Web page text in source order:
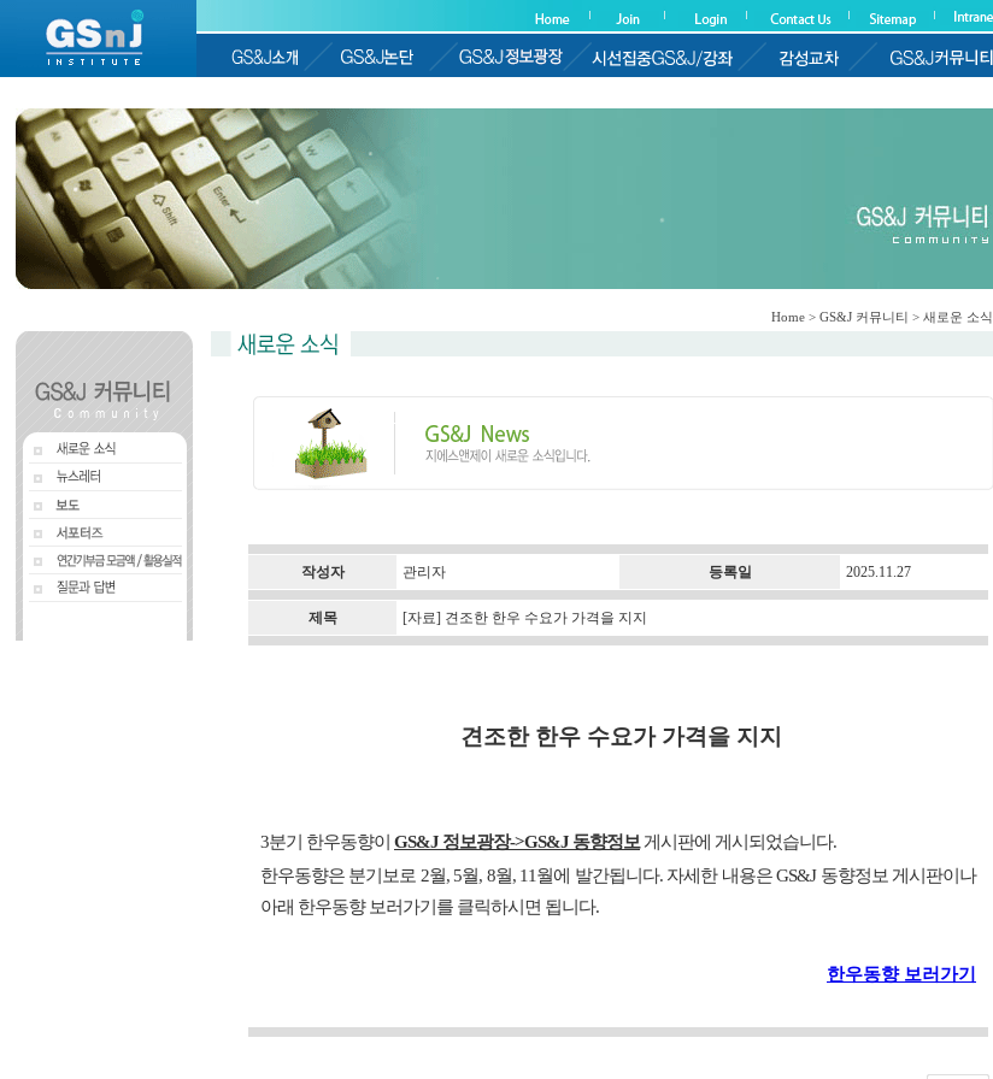
Home > GS&J 커뮤니티 > 새로운 소식
작성자 관리자 등록일 2025.11.27
제목 [자료] 견조한 한우 수요가 가격을 지지
견조한 한우 수요가 가격을 지지
3분기 한우동향이 GS&J 정보광장->GS&J 동향정보 게시판에 게시되었습니다.
한우동향은 분기보로 2월, 5월, 8월, 11월에 발간됩니다. 자세한 내용은 GS&J 동향정보 게시판이나
아래 한우동향 보러가기를 클릭하시면 됩니다.
한우동향 보러가기